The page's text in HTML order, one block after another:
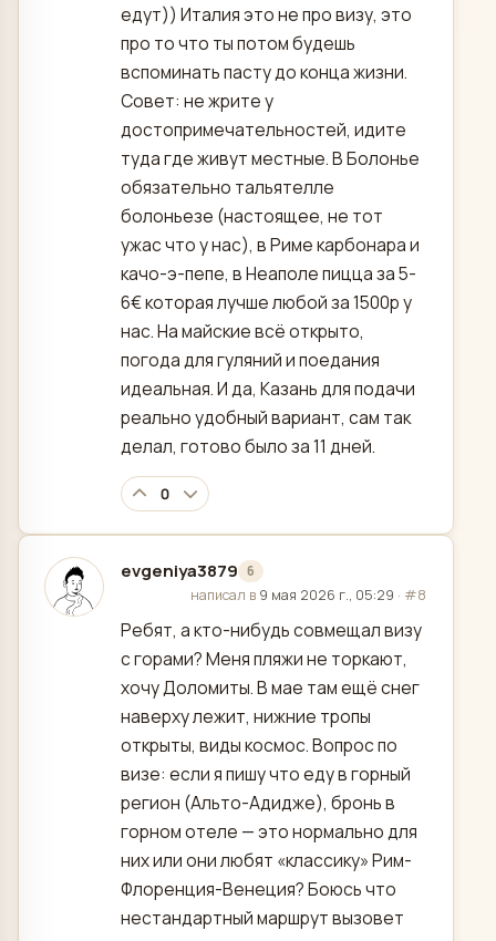
едут)) Италия это не про визу, это
про то что ты потом будешь
вспоминать пасту до конца жизни.
Совет: не жрите у
достопримечательностей, идите
туда где живут местные. В Болонье
обязательно тальятелле
болоньезе (настоящее, не тот
ужас что у нас), в Риме карбонара и
качо-э-пепе, в Неаполе пицца за 5-
6€ которая лучше любой за 1500р у
нас. На майские всё открыто,
погода для гуляний и поедания
идеальная. И да, Казань для подачи
реально удобный вариант, сам так
делал, готово было за 11 дней.
0
evgeniya3879 6
отредактировано
написал в 9 мая 2026 г., 05:29 · #8
Ребят, а кто-нибудь совмещал визу
с горами? Меня пляжи не торкают,
хочу Доломиты. В мае там ещё снег
наверху лежит, нижние тропы
открыты, виды космос. Вопрос по
визе: если я пишу что еду в горный
регион (Альто-Адидже), бронь в
горном отеле — это нормально для
них или они любят «классику» Рим-
Флоренция-Венеция? Боюсь что
нестандартный маршрут вызовет